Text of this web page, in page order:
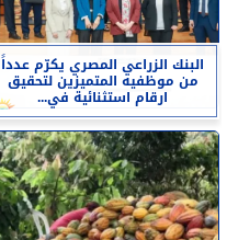
البنك الزراعي المصري يكرّم عدداً
من موظفيه المتميزين لتحقيق
ارقام استثنائية في...